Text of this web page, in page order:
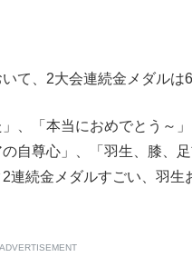
て、2大会連続金メダルは
、「本当におめでとう～
自尊心」、「羽生、膝、
連続金メダルすごい、羽生
ADVERTISEMENT